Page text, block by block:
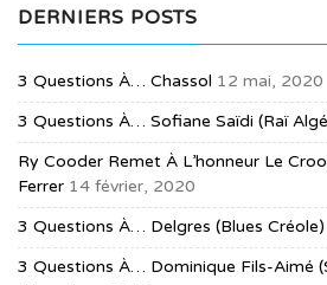
DERNIERS POSTS
3 Questions À… Chassol 12 mai, 2020
3 Questions À… Sofiane Saïdi (raï
Ry Cooder Remet À L’honneur Le
Ferrer 14 février, 2020
3 Questions À… Delgres (blues Créole)
3 Questions À… Dominique Fils-Aimé